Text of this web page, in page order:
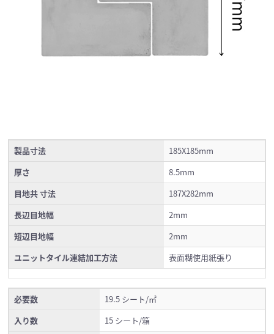
製品寸法
185X185mm
厚さ
8.5mm
目地共 寸法
187X282mm
長辺目地幅
2mm
短辺目地幅
2mm
ユニットタイル連結加工方法
表面糊使用紙張り
必要数
19.5 シート/㎡
入り数
15 シート/箱